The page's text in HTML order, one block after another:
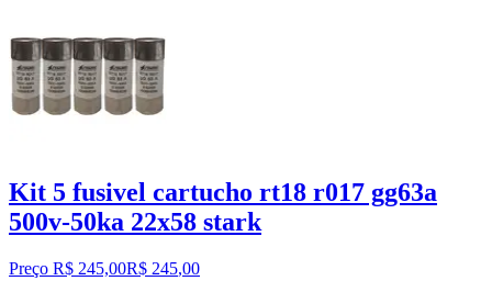
Kit 5 fusivel cartucho rt18 r017 gg63a
500v-50ka 22x58 stark
Preço R$ 245,00R$ 245,00